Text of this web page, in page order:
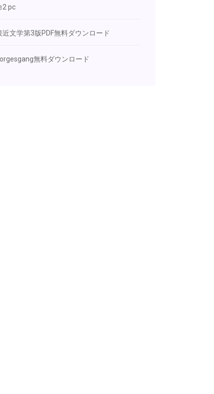
2 pc
近文学第3版PDF無料ダウンロード
無料ダウンロード